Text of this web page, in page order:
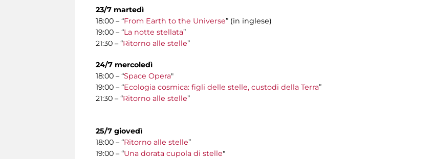
23/7 martedì
18:00 – “From Earth to the Universe” (in inglese)
19:00 – “La notte stellata”
21:30 – “Ritorno alle stelle”
24/7 mercoledì
18:00 – “Space Opera"
19:00 – “Ecologia cosmica: figli delle stelle, custodi della Terra”
21:30 – “Ritorno alle stelle”
25/7 giovedì
18:00 – “Ritorno alle stelle”
19:00 – “Una dorata cupola di stelle"